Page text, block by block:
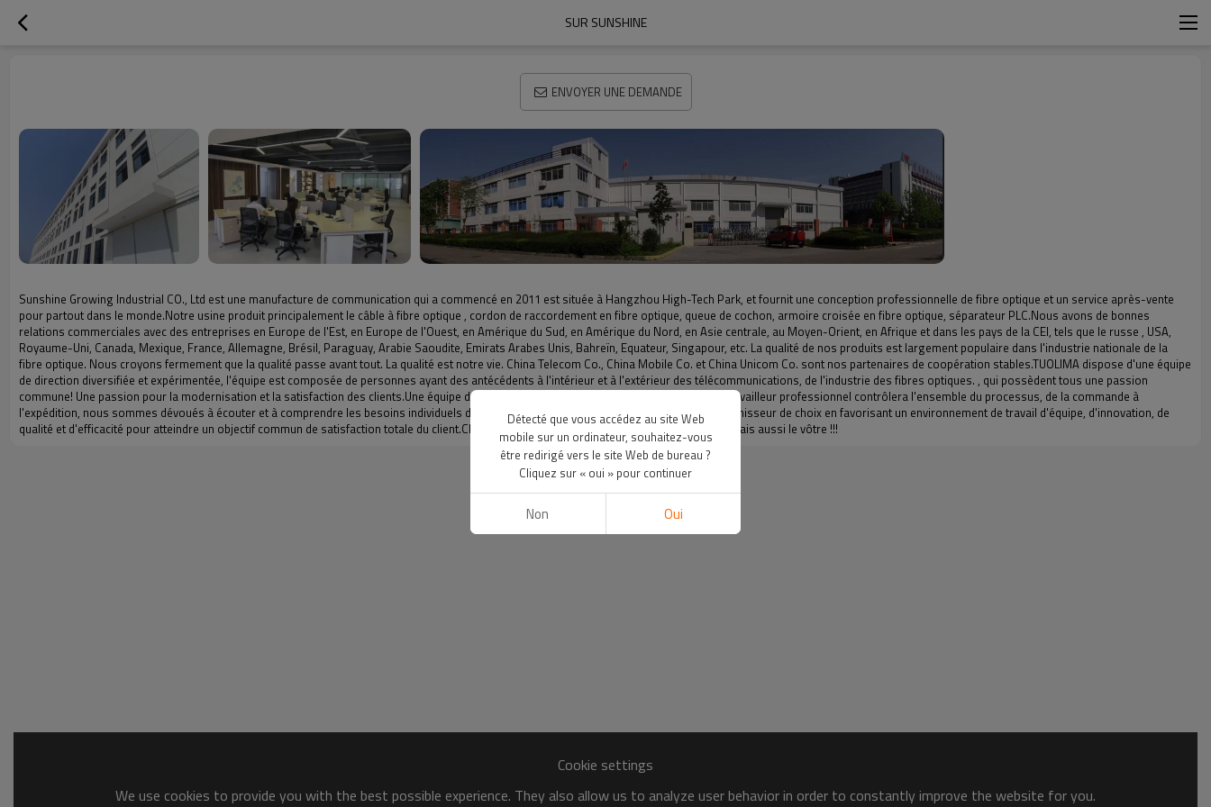
SUR SUNSHINE
ENVOYER UNE DEMANDE
Sunshine Growing Industrial CO., Ltd est une manufacture de communication qui a commencé en 2011 est située à Hangzhou High-Tech Park, et fournit une conception professionnelle de fibre optique et un service après-vente
pour partout dans le monde.Notre usine produit principalement le câble à fibre optique , cordon de raccordement en fibre optique, queue de cochon, armoire croisée en fibre optique, séparateur PLC.Nous avons de bonnes
relations commerciales avec des entreprises en Europe de l'Est, en Europe de l'Ouest, en Amérique du Sud, en Amérique du Nord, en Asie centrale, au Moyen-Orient, en Afrique et dans les pays de la CEI, tels que le russe , USA,
Royaume-Uni, Canada, Mexique, France, Allemagne, Brésil, Paraguay, Arabie Saoudite, Emirats Arabes Unis, Bahreïn, Equateur, Singapour, etc. La qualité de nos produits est largement populaire dans l'industrie nationale de la
fibre optique. Nous croyons fermement que la qualité passe avant tout. La qualité est notre vie. China Telecom Co., China Mobile Co. et China Unicom Co. sont nos partenaires de coopération stables.TUOLIMA dispose d'une équipe
de direction diversifiée et expérimentée, l'équipe est composée de personnes ayant des antécédents à l'intérieur et à l'extérieur des télécommunications, de l'industrie des fibres optiques. , qui possèdent tous une passion
commune! Une passion pour la modernisation et la satisfaction des clients.Une équipe de vente professionnelle, ingénieur professionnel, travailleur professionnel contrôlera l'ensemble du processus, de la commande à
l'expédition, nous sommes dévoués à écouter et à comprendre les besoins individuels de nos clients, nous nous efforcerons être votre fournisseur de choix en favorisant un environnement de travail d'équipe, d'innovation, de
qualité et d'efficacité pour atteindre un objectif commun de satisfaction totale du client.Choisir Sunshine n'est pas seulement notre succès, mais aussi le vôtre !!!
Cookie settings
We use cookies to provide you with the best possible experience. They also allow us to analyze user behavior in order to constantly improve the website for you.
Détecté que vous accédez au site Web
mobile sur un ordinateur, souhaitez-vous
être redirigé vers le site Web de bureau ?
Cliquez sur « oui » pour continuer
Non Oui